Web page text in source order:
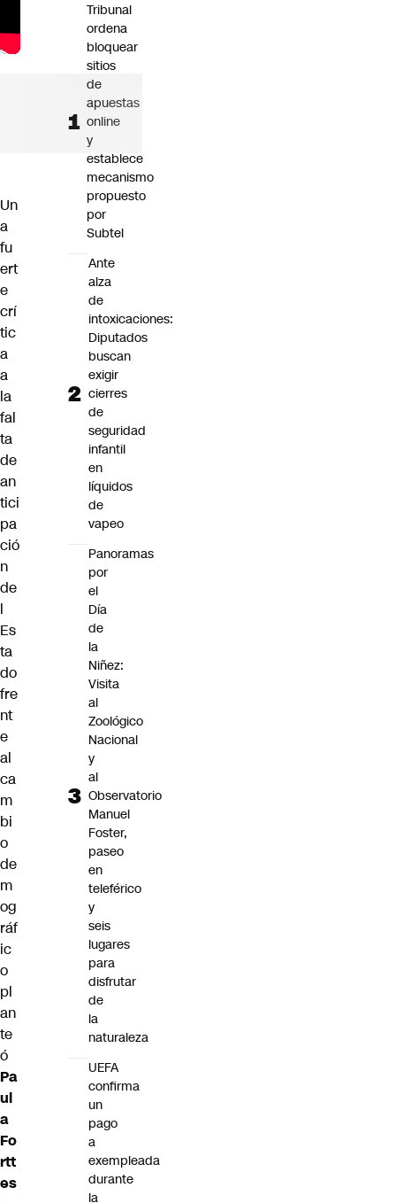
Un
a
fu
ert
e
crí
tic
a
a
la
fal
ta
de
an
tici
pa
ció
n
de
l
Es
ta
do
fre
nt
e
al
ca
m
bi
o
de
m
og
ráf
ic
o
pl
an
te
ó
Pa
ul
a
Fo
rtt
es
Tribunal
ordena
bloquear
sitios
de
apuestas
online
y
establece
mecanismo
propuesto
por
Subtel
Ante
alza
de
intoxicaciones:
Diputados
buscan
exigir
cierres
de
seguridad
infantil
en
líquidos
de
vapeo
Panoramas
por
el
Día
de
la
Niñez:
Visita
al
Zoológico
Nacional
y
al
Observatorio
Manuel
Foster,
paseo
en
teleférico
y
seis
lugares
para
disfrutar
de
la
naturaleza
UEFA
confirma
un
pago
a
exempleada
durante
la